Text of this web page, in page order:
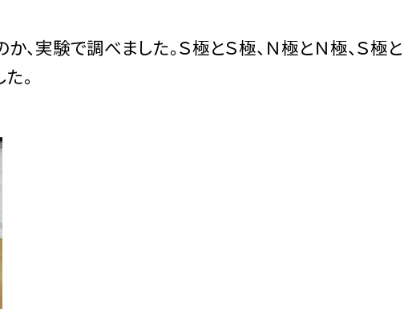
実験で調べました。Ｓ極とＳ極、Ｎ極とＮ極、Ｓ極と
。